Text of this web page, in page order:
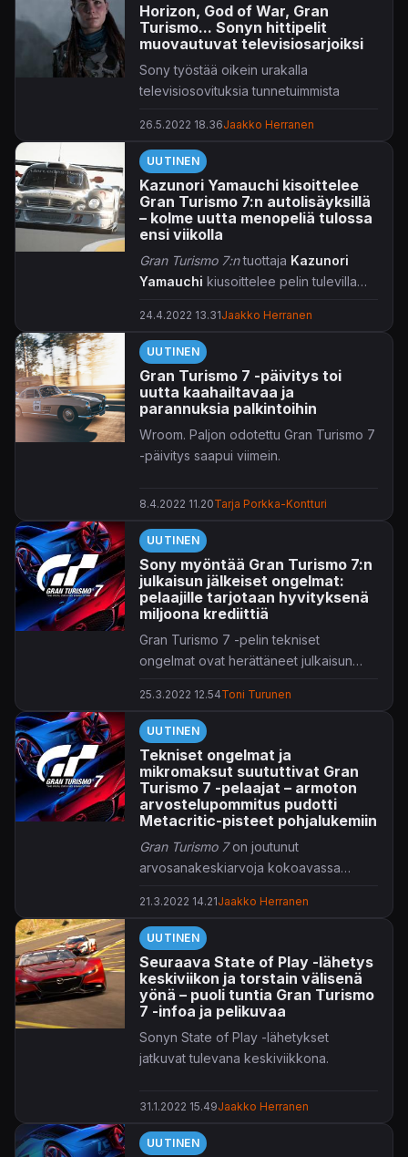
Horizon, God of War, Gran
Turismo... Sonyn hittipelit
muovautuvat televisiosarjoiksi
Sony työstää oikein urakalla
televisiosovituksia tunnetuimmista
Työn alla on televisiosovituksia ainakin
GuerrillanHorizon
WaristasekäGran Turismosta. Aloyn
edesottamuksia päästään seuraamaan
Netflixissä, siinä missä Kratos yrmyilee
kohti Amazonin suoratoistopalvelua –
Gran Turismon
alustaa ei ole toistaiseksi
paljastettu. Tarkempia yksityiskohtia
esimerkiksi näyttelijöiden tai
tiedossa.
26.5.2022 18.36Jaakko Herranen
UUTINEN
Kazunori Yamauchi kisoittelee
Gran Turismo 7:n autolisäyksillä
– kolme uutta menopeliä tulossa
ensi viikolla
Gran Turismo 7:ntuottaja Kazunori
Yamauchi kiusoittelee pelin tulevilla
24.4.2022 13.31Jaakko Herranen
UUTINEN
Gran Turismo 7 -päivitys toi
uutta kaahailtavaa ja
parannuksia palkintoihin
Wroom. Paljon odotettu Gran Turismo 7
-päivitys saapui viimein.
8.4.2022 11.20Tarja Porkka-Kontturi
UUTINEN
Sony myöntää Gran Turismo 7:n
julkaisun jälkeiset ongelmat:
pelaajille tarjotaan hyvityksenä
miljoona krediittiä
Gran Turismo 7 -pelin tekniset
ongelmat ovat herättäneet julkaisun
keskuudessa.
25.3.2022 12.54Toni Turunen
UUTINEN
Tekniset ongelmat ja
mikromaksut suututtivat Gran
Turismo 7 -pelaajat – armoton
arvostelupommitus pudotti
Metacritic-pisteet pohjalukemiin
Gran Turismo 7on joutunut
arvosanakeskiarvoja kokoavassa
arvosteluryöpytyksen kohteeksi.
21.3.2022 14.21Jaakko Herranen
UUTINEN
Seuraava State of Play -lähetys
keskiviikon ja torstain välisenä
yönä – puoli tuntia Gran Turismo
7 -infoa ja pelikuvaa
Sonyn State of Play -lähetykset
jatkuvat tulevana keskiviikkona.
31.1.2022 15.49Jaakko Herranen
UUTINEN